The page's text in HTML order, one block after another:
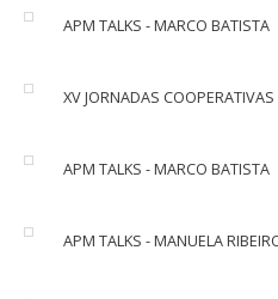
APM TALKS - MARCO BATISTA
XV JORNADAS
APM TALKS - MARCO BATISTA
APM TALKS - MANUELA